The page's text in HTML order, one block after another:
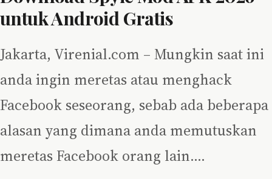
untuk Android Gratis
Jakarta, Virenial.com – Mungkin saat ini
anda ingin meretas atau menghack
Facebook seseorang, sebab ada beberapa
alasan yang dimana anda memutuskan
meretas Facebook orang lain.…